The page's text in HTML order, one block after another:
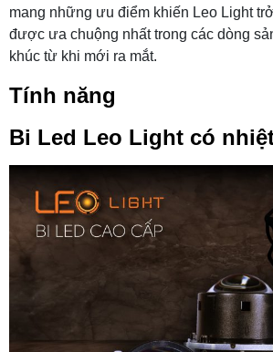
mang những ưu điểm khiến Leo Light
được ưa chuộng nhất trong các dòng
khúc từ khi mới ra mắt.
Tính năng
Bi Led Leo Light có